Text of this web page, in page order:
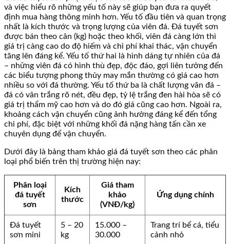
và việc hiểu rõ những yếu tố này sẽ giúp bạn đưa ra quyết
định mua hàng thông minh hơn. Yếu tố đầu tiên và quan trọng
nhất là kích thước và trọng lượng của viên đá. Đá tuyết sơn
được bán theo cân (kg) hoặc theo khối, viên đá càng lớn thì
giá trị càng cao do độ hiếm và chi phí khai thác, vận chuyển
tăng lên đáng kể. Yếu tố thứ hai là hình dáng tự nhiên của đá
– những viên đá có hình thù đẹp, độc đáo, gợi liên tưởng đến
các biểu tượng phong thủy may mắn thường có giá cao hơn
nhiều so với đá thường. Yếu tố thứ ba là chất lượng vân đá –
đá có vân trắng rõ nét, đều đẹp, tỷ lệ trắng đen hài hòa sẽ có
giá trị thẩm mỹ cao hơn và do đó giá cũng cao hơn. Ngoài ra,
khoảng cách vận chuyển cũng ảnh hưởng đáng kể đến tổng
chi phí, đặc biệt với những khối đá nặng hàng tấn cần xe
chuyên dụng để vận chuyển.
Dưới đây là bảng tham khảo giá đá tuyết sơn theo các phân
loại phổ biến trên thị trường hiện nay:
Phân loại
đá tuyết
sơn
Kích
thước
Giá tham
khảo
(VNĐ/kg)
Ứng dụng chính
Đá tuyết
sơn mini
5 – 20
kg
15.000 –
30.000
Trang trí bể cá, tiểu
cảnh nhỏ